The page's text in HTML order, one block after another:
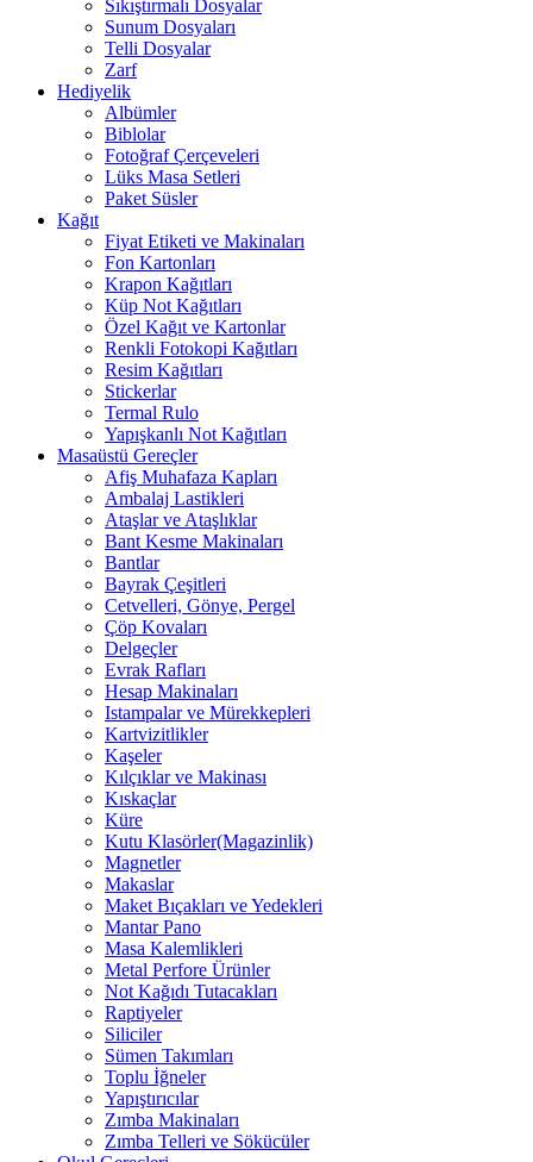
Sıkıştırmalı Dosyalar
Sunum Dosyaları
Telli Dosyalar
Zarf
Hediyelik
Albümler
Biblolar
Fotoğraf Çerçeveleri
Lüks Masa Setleri
Paket Süsler
Kağıt
Fiyat Etiketi ve Makinaları
Fon Kartonları
Krapon Kağıtları
Küp Not Kağıtları
Özel Kağıt ve Kartonlar
Renkli Fotokopi Kağıtları
Resim Kağıtları
Stickerlar
Termal Rulo
Yapışkanlı Not Kağıtları
Masaüstü Gereçler
Afiş Muhafaza Kapları
Ambalaj Lastikleri
Ataşlar ve Ataşlıklar
Bant Kesme Makinaları
Bantlar
Bayrak Çeşitleri
Cetvelleri, Gönye, Pergel
Çöp Kovaları
Delgeçler
Evrak Rafları
Hesap Makinaları
Istampalar ve Mürekkepleri
Kartvizitlikler
Kaşeler
Kılçıklar ve Makinası
Kıskaçlar
Küre
Kutu Klasörler(Magazinlik)
Magnetler
Makaslar
Maket Bıçakları ve Yedekleri
Mantar Pano
Masa Kalemlikleri
Metal Perfore Ürünler
Not Kağıdı Tutacakları
Raptiyeler
Siliciler
Sümen Takımları
Toplu İğneler
Yapıştırıcılar
Zımba Makinaları
Zımba Telleri ve Sökücüler